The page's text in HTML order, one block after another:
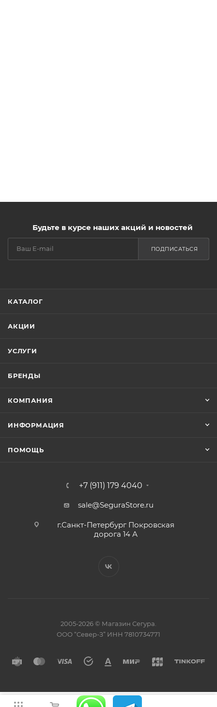
Будьте в курсе наших акций и новостей
ПОДПИСАТЬСЯ
КАТАЛОГ
АКЦИИ
УСЛУГИ
БРЕНДЫ
КОМПАНИЯ
ИНФОРМАЦИЯ
ПОМОЩЬ
+7 (911) 179 4040
sale@SeguraStore.ru
г.Санкт-Петербург Покровская
дорога 14 А
2005-2026 © Магазин Сегура.
ООО “Север-З” ИНН 7810734771